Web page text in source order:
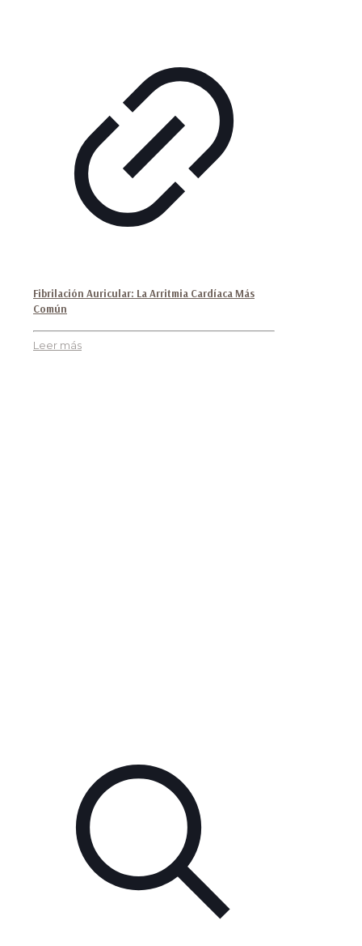
Fibrilación Auricular: La Arritmia Cardíaca Más
Común
Leer más